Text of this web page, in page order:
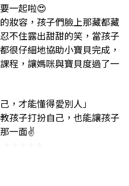
一起啦😍
妝容，孩子們臉上那藏都藏
不住露出甜甜的笑，當孩子
很仔細地協助小寶貝完成，
程，讓媽咪與寶貝度過了一
，才能懂得愛別人」
孩子打扮自己，也能讓孩子
一面✌